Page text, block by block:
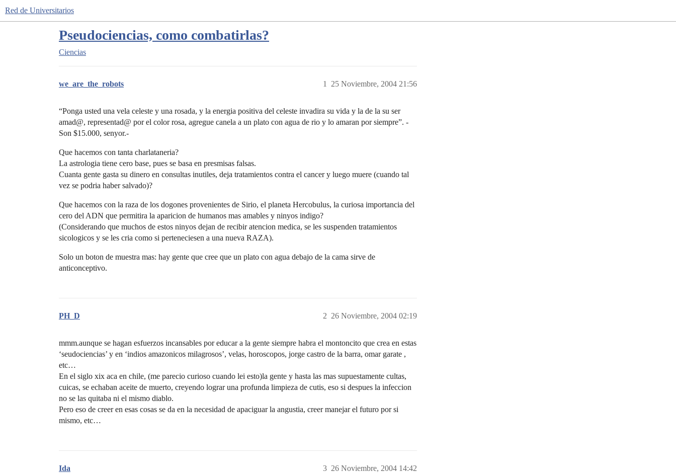
Red de Universitarios
Pseudociencias, como combatirlas?
Ciencias
we_are_the_robots 25 Noviembre, 2004 21:56
1
“Ponga usted una vela celeste y una rosada, y la energia positiva del celeste invadira su vida y la de la su ser
amad@, representad@ por el color rosa, agregue canela a un plato con agua de rio y lo amaran por siempre”. -
Son $15.000, senyor.-
Que hacemos con tanta charlataneria?
La astrologia tiene cero base, pues se basa en presmisas falsas.
Cuanta gente gasta su dinero en consultas inutiles, deja tratamientos contra el cancer y luego muere (cuando tal
vez se podria haber salvado)?
Que hacemos con la raza de los dogones provenientes de Sirio, el planeta Hercobulus, la curiosa importancia del
cero del ADN que permitira la aparicion de humanos mas amables y ninyos indigo?
(Considerando que muchos de estos ninyos dejan de recibir atencion medica, se les suspenden tratamientos
sicologicos y se les cria como si perteneciesen a una nueva RAZA).
Solo un boton de muestra mas: hay gente que cree que un plato con agua debajo de la cama sirve de
anticonceptivo.
PH_D 26 Noviembre, 2004 02:19
2
mmm.aunque se hagan esfuerzos incansables por educar a la gente siempre habra el montoncito que crea en estas
‘seudociencias’ y en ‘indios amazonicos milagrosos’, velas, horoscopos, jorge castro de la barra, omar garate ,
etc…
En el siglo xix aca en chile, (me parecio curioso cuando lei esto)la gente y hasta las mas supuestamente cultas,
cuicas, se echaban aceite de muerto, creyendo lograr una profunda limpieza de cutis, eso si despues la infeccion
no se las quitaba ni el mismo diablo.
Pero eso de creer en esas cosas se da en la necesidad de apaciguar la angustia, creer manejar el futuro por si
mismo, etc…
Ida 26 Noviembre, 2004 14:42
3